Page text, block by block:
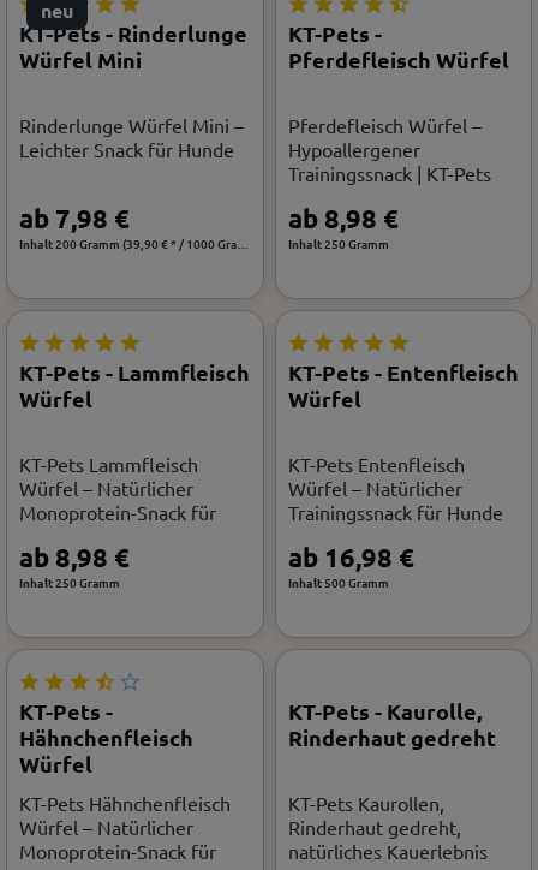
neu
KT-Pets - Rinderlunge
Würfel Mini
Rinderlunge Würfel Mini –
Leichter Snack für Hunde
ab 7,98 €
Inhalt200 Gramm (39,90 € * / 1000 Gramm)
KT-Pets -
Pferdefleisch Würfel
Pferdefleisch Würfel –
Hypoallergener
Trainingssnack | KT-Pets
ab 8,98 €
Inhalt250 Gramm
KT-Pets - Lammfleisch
Würfel
KT-Pets Lammfleisch
Würfel – Natürlicher
Monoprotein-Snack für
ab 8,98 €
Inhalt250 Gramm
KT-Pets - Entenfleisch
Würfel
KT-Pets Entenfleisch
Würfel – Natürlicher
Trainingssnack für Hunde
ab 16,98 €
Inhalt 500 Gramm
KT-Pets -
Hähnchenfleisch
Würfel
KT-Pets Hähnchenfleisch
Würfel – Natürlicher
Monoprotein-Snack für
KT-Pets - Kaurolle,
Rinderhaut gedreht
KT-Pets Kaurollen,
Rinderhaut gedreht,
natürliches Kauerlebnis